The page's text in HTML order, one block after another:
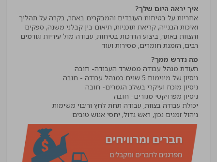
איך יראה היום שלך?
אחריות על בטיחות העובדים והמבקרים באתר, בקרה על תהליך
ואיכות הבנייה, קריאת תוכניות, תיאום בין קבלני משנה, ספקים
והצוות באתר, ביצוע הדרכות בטיחות, עבודה מול עיריות וגורמים
רבים, הזמנת חומרים, מסירות ועוד
מה נדרש ממך?
ניהול זמנים נכון, ראש גדול, יחסי אנוש טובים